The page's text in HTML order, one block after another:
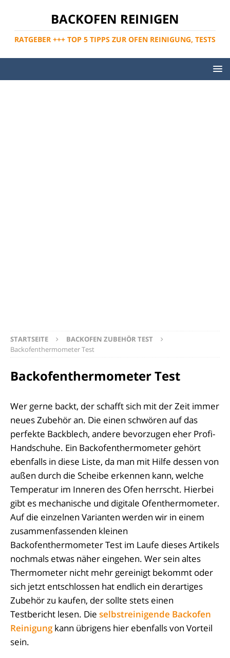
BACKOFEN REINIGEN
RATGEBER +++ TOP 5 TIPPS ZUR OFEN REINIGUNG, TESTS
STARTSEITE
BACKOFEN ZUBEHÖR TEST
Backofenthermometer Test
Backofenthermometer Test
Wer gerne backt, der schafft sich mit der Zeit immer
neues Zubehör an. Die einen schwören auf das
perfekte Backblech, andere bevorzugen eher Profi-
Handschuhe. Ein Backofenthermometer gehört
ebenfalls in diese Liste, da man mit Hilfe dessen von
außen durch die Scheibe erkennen kann, welche
Temperatur im Inneren des Ofen herrscht. Hierbei
gibt es mechanische und digitale Ofenthermometer.
Auf die einzelnen Varianten werden wir in einem
zusammenfassenden kleinen
Backofenthermometer Test im Laufe dieses Artikels
nochmals etwas näher eingehen. Wer sein altes
Thermometer nicht mehr gereinigt bekommt oder
sich jetzt entschlossen hat endlich ein derartiges
Zubehör zu kaufen, der sollte stets einen
Testbericht lesen. Die selbstreinigende Backofen
Reinigungkann übrigens hier ebenfalls von Vorteil
sein.